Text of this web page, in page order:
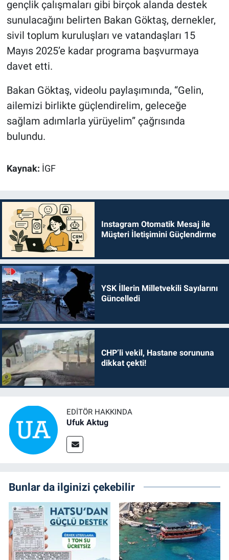
gençlik çalışmaları gibi birçok alanda destek
sunulacağını belirten Bakan Göktaş, dernekler,
sivil toplum kuruluşları ve vatandaşları 15
Mayıs 2025’e kadar programa başvurmaya
davet etti.
Bakan Göktaş, videolu paylaşımında, “Gelin,
ailemizi birlikte güçlendirelim, geleceğe
sağlam adımlarla yürüyelim” çağrısında
bulundu.
Kaynak: İGF
Instagram Otomatik Mesaj ile
Müşteri İletişimini Güçlendirme
YSK İllerin Milletvekili Sayılarını
Güncelledi
CHP’li vekil, Hastane sorununa
dikkat çekti!
EDITÖR HAKKINDA
Ufuk Aktug
Bunlar da ilginizi çekebilir